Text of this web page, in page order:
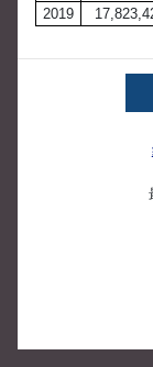
2019